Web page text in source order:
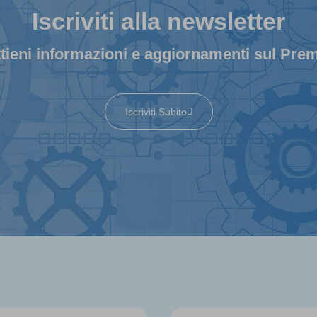
Iscriviti alla newsletter
informazioni e aggiornamenti sul
Iscriviti Subito